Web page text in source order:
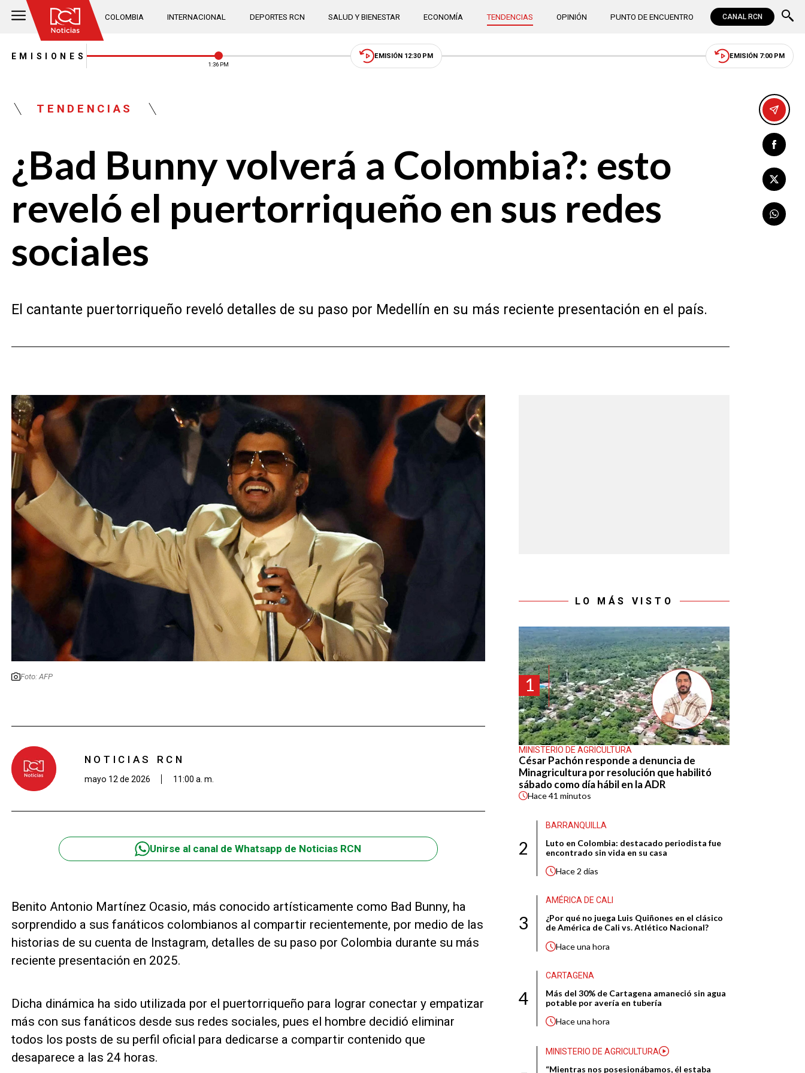
COLOMBIA INTERNACIONAL DEPORTES RCN SALUD Y BIENESTAR ECONOMÍA TENDENCIAS OPINIÓN PUNTO DE ENCUENTRO CANAL RCN
EMISIONES
1:36 PM
EMISIÓN 12:30 PM EMISIÓN 7:00 PM
TENDENCIAS
¿Bad Bunny volverá a Colombia?: esto
reveló el puertorriqueño en sus redes
sociales
El cantante puertorriqueño reveló detalles de su paso por Medellín en su más reciente presentación en el país.
Foto: AFP
NOTICIAS RCN
mayo 12 de 2026 11:00 a. m.
Unirse al canal de Whatsapp de Noticias RCN
Benito Antonio Martínez Ocasio, más conocido artísticamente como Bad Bunny, ha
sorprendido a sus fanáticos colombianos al compartir recientemente, por medio de las
historias de su cuenta de Instagram, detalles de su paso por Colombia durante su más
reciente presentación en 2025.
Dicha dinámica ha sido utilizada por el puertorriqueño para lograr conectar y empatizar
más con sus fanáticos desde sus redes sociales, pues el hombre decidió eliminar
todos los posts de su perfil oficial para dedicarse a compartir contenido que
desaparece a las 24 horas.
LO MÁS VISTO
1
MINISTERIO DE AGRICULTURA
César Pachón responde a denuncia de
Minagricultura por resolución que habilitó
sábado como día hábil en la ADR
Hace41 minutos
2
BARRANQUILLA
Luto en Colombia: destacado periodista fue
encontrado sin vida en su casa
Hace2 días
3
AMÉRICA DE CALI
¿Por qué no juega Luis Quiñones en el clásico
de América de Cali vs. Atlético Nacional?
Haceuna hora
4
CARTAGENA
Más del 30% de Cartagena amaneció sin agua
potable por avería en tubería
Haceuna hora
MINISTERIO DE AGRICULTURA
“Mientras nos posesionábamos, él estaba